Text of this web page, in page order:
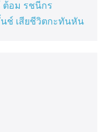
ต้อม รชนีกร
ช์ เสียชีวิตกะทันหัน